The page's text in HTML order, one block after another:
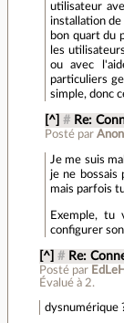
utilisateur
installation
bon quart du
les
ou avec
particuliers
simple, donc
[^] # Re:
Posté par
Je me suis
je ne bossais
mais parfois
Exemple, tu
configurer
[^] # Re:
Posté par EdLeH
Évalué à 2.
dysnumérique